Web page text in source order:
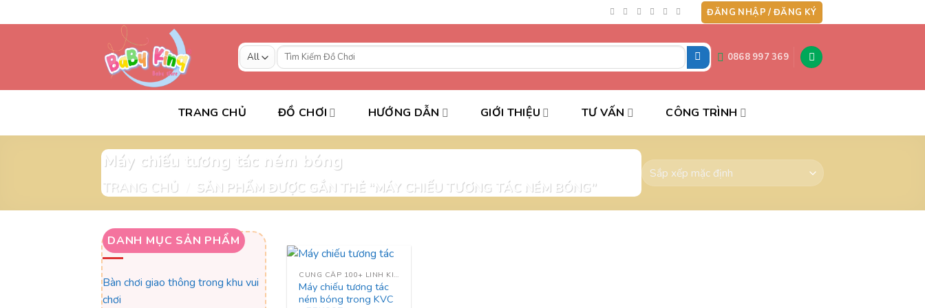
to
ĐĂNG NHẬP / ĐĂNG KÝ
Tìm
kiếm:
0868 997 369
TRANG CHỦ ĐỒ CHƠI HƯỚNG DẪN GIỚI THIỆU TƯ VẤN CÔNG TRÌNH
Máy chiếu tương tác ném bóng
TRANG CHỦ SẢN PHẨM ĐƯỢC GẮN THẺ “MÁY CHIẾU TƯƠNG TÁC NÉM BÓNG”
DANH MỤC SẢN PHẨM
Bàn chơi giao thông trong khu vui
chơi
CUNG CẤP 100+ LINH KIỆN NHÀ LIÊN HOÀN
Máy chiếu tương tác
ném bóng trong KVC